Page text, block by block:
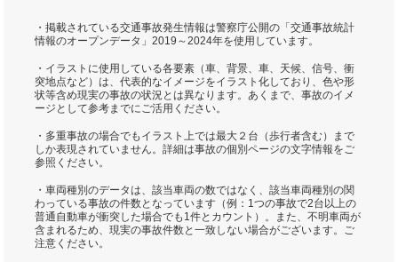
・掲載されている交通事故発生情報は警察庁公開の「交通事故統計
情報のオープンデータ」2019～2024年を使用しています。
・イラストに使用している各要素（車、背景、車、天候、信号、衝
突地点など）は、代表的なイメージをイラスト化しており、色や形
状等含め現実の事故の状況とは異なります。あくまで、事故のイメ
ージとして参考までにご活用ください。
・多重事故の場合でもイラスト上では最大２台（歩行者含む）まで
しか表現されていません。詳細は事故の個別ページの文字情報をご
参照ください。
・車両種別のデータは、該当車両の数ではなく、該当車両種別の関
わっている事故の件数となっています（例：1つの事故で2台以上の
普通自動車が衝突した場合でも1件とカウント）。また、不明車両が
含まれるため、現実の事故件数と一致しない場合がございます。ご
注意ください。